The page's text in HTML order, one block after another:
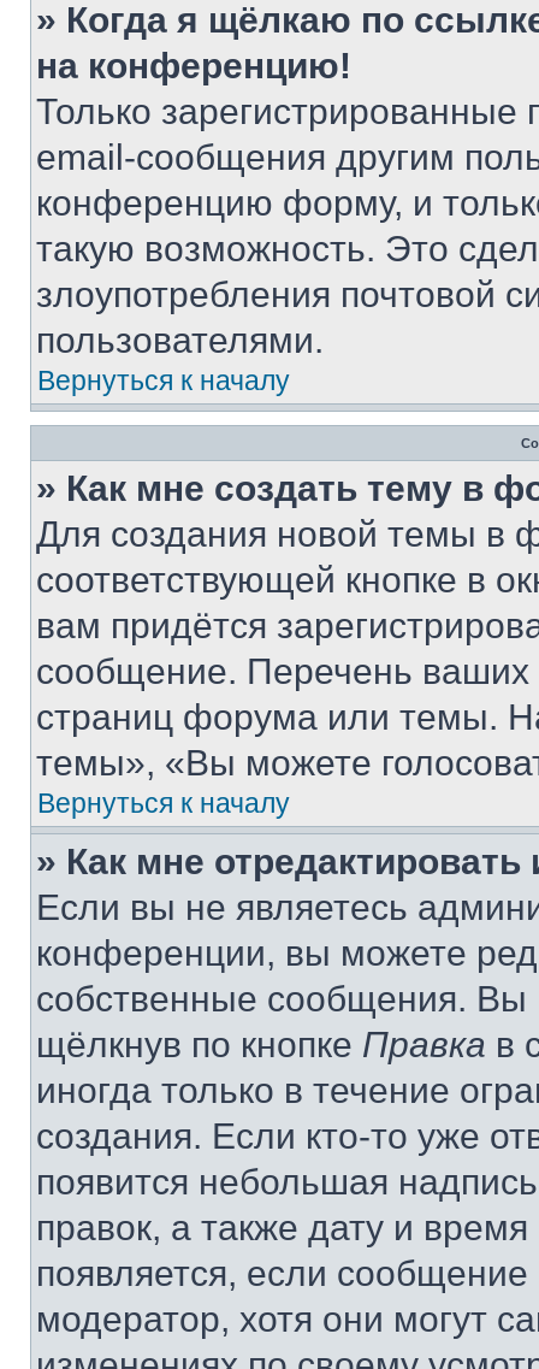
» Когда я щёлкаю по
на конференцию!
Только зарегистрированные
email-сообщения другим
конференцию форму, и
такую возможность. Это
злоупотребления почтовой
пользователями.
Вернуться к началу
» Как мне создать тему в
Для создания новой темы в
соответствующей кнопке в
вам придётся
сообщение. Перечень ваших
страниц форума или темы.
темы», «Вы можете
Вернуться к началу
» Как мне
Если вы не являетесь
конференции, вы можете
собственные сообщения. Вы
щёлкнув по кнопке Правка в
иногда только в течение
создания. Если кто-то уже
появится небольшая
правок, а также дату и
появляется, если
модератор, хотя они могут